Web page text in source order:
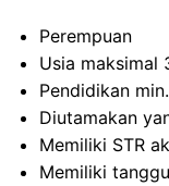
Perempuan
Usia maksimal
Pendidikan
Diutamakan
Memiliki STR
Memiliki